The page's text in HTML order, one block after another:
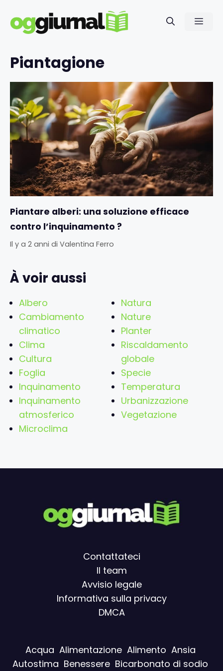
contenuto
Piantagione
Piantare alberi: una soluzione efficace
contro l’inquinamento ?
Il y a 2 anni di Valentina Ferro
À voir aussi
Albero
Cambiamento
climatico
Clima
Cultura
Foglia
Inquinamento
Inquinamento
atmosferico
Microclima
Natura
Nature
Planter
Riscaldamento
globale
Specie
Temperatura
Urbanizzazione
Vegetazione
Contattateci
Il team
Avvisio legale
Informativa sulla privacy
DMCA
Acqua Alimentazione Alimento Ansia
Autostima Benessere Bicarbonato di sodio